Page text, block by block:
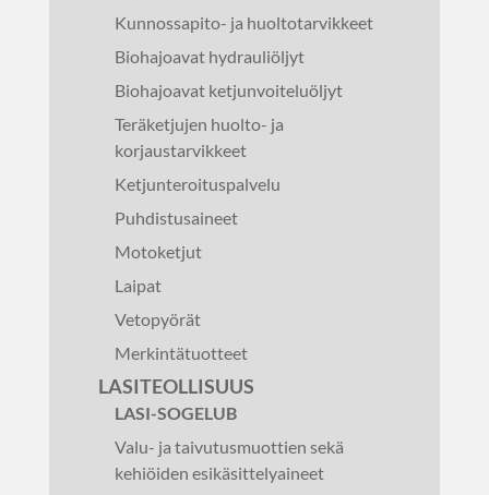
Kunnossapito- ja huoltotarvikkeet
Biohajoavat hydrauliöljyt
Biohajoavat ketjunvoiteluöljyt
Teräketjujen huolto- ja
korjaustarvikkeet
Ketjunteroituspalvelu
Puhdistusaineet
Motoketjut
Laipat
Vetopyörät
Merkintätuotteet
LASITEOLLISUUS
LASI-SOGELUB
Valu- ja taivutusmuottien sekä
kehiöiden esikäsittelyaineet